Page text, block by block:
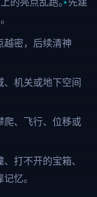
越密，后续清神
、机关或地下空间
爬、飞行、位移或
打不开的宝箱、
忆。